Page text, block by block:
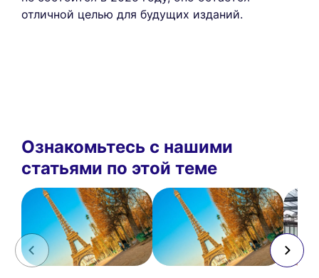
отличной целью для будущих изданий.
Ознакомьтесь с нашими
статьями по этой теме